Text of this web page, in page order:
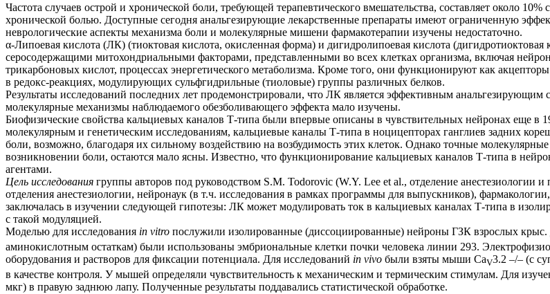
Частота случаев острой и хронической боли, требующей терапевтического вмешательства, составляет около
хронической болью. Доступные сегодня анальгезирующие лекарственные препараты имеют ограниченную
неврологические аспекты механизма боли и молекулярные мишени фармакотерапии изучены недостаточно.
α-Липоевая кислота (ЛК) (тиоктовая кислота, окисленная форма) и дигидролипоевая кислота
серосодержащими митохондриальными факторами, представленными во всех клетках организма, включая
трикарбоновых кислот, процессах энергетического метаболизма. Кроме того, они функционируют как
в редокс-реакциях, модулирующих сульфгидрильные (тиоловые) группы различных белков.
Результаты исследований последних лет продемонстрировали, что ЛК является эффективным
молекулярные механизмы наблюдаемого обезболивающего эффекта мало изучены.
Биофизические свойства кальциевых каналов Т-типа были впервые описаны в чувствительных нейронах еще в
молекулярным и генетическим исследованиям, кальциевые каналы Т-типа в ноцицепторах ганглиев задних
боли, возможно, благодаря их сильному воздействию на возбудимость этих клеток. Однако точные
возникновении боли, остаются мало ясны. Известно, что функционирование кальциевых каналов Т-типа в
агентами.
Цель исследования группы авторов под руководством S.M. Todorovic (W.Y. Lee et al., отделение
отделения анестезиологии, нейронаук (в т.ч. исследования в рамках программы для выпускников),
заключалась в изучении следующей гипотезы: ЛК может модулировать ток в кальциевых каналах Т-типа в
с такой модуляцией.
Моделью для исследования in vitro послужили изолированные (диссоциированные) нейроны ГЗК взрослых крыс.
аминокислотным остаткам) были использованы эмбриональные клетки почки человека линии 293.
оборудования и растворов для фиксации потенциала. Для исследований in vivo были взяты мыши CaV3.2 –/– (с
в качестве контроля. У мышей определяли чувствительность к механическим и термическим стимулам. Для
мкг) в правую заднюю лапу. Полученные результаты поддавались статистической обработке.